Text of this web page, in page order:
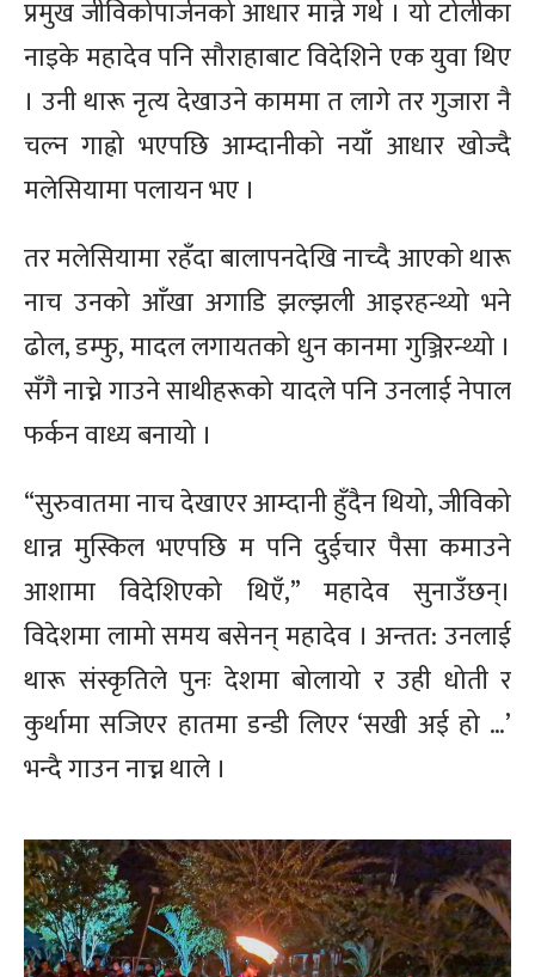
प्रमुख जीविकोपार्जनको आधार मान्ने गर्थे । यो टोलीका
नाइके महादेव पनि सौराहाबाट विदेशिने एक युवा थिए
। उनी थारू नृत्य देखाउने काममा त लागे तर गुजारा नै
चल्न गाह्रो भएपछि आम्दानीको नयाँ आधार खोज्दै
मलेसियामा पलायन भए ।
तर मलेसियामा रहँदा बालापनदेखि नाच्दै आएको थारू
नाच उनको आँखा अगाडि झल्झली आइरहन्थ्यो भने
ढोल, डम्फु, मादल लगायतको धुन कानमा गुञ्जिरन्थ्यो ।
सँगै नाच्ने गाउने साथीहरूको यादले पनि उनलाई नेपाल
फर्कन वाध्य बनायो ।
“सुरुवातमा नाच देखाएर आम्दानी हुँदैन थियो, जीविको
धान्न मुस्किल भएपछि म पनि दुईचार पैसा कमाउने
आशामा विदेशिएको थिएँ,” महादेव सुनाउँछन्।
विदेशमा लामो समय बसेनन् महादेव । अन्तत: उनलाई
थारू संस्कृतिले पुनः देशमा बोलायो र उही धोती र
कुर्थामा सजिएर हातमा डन्डी लिएर ‘सखी अई हो …’
भन्दै गाउन नाच्न थाले ।